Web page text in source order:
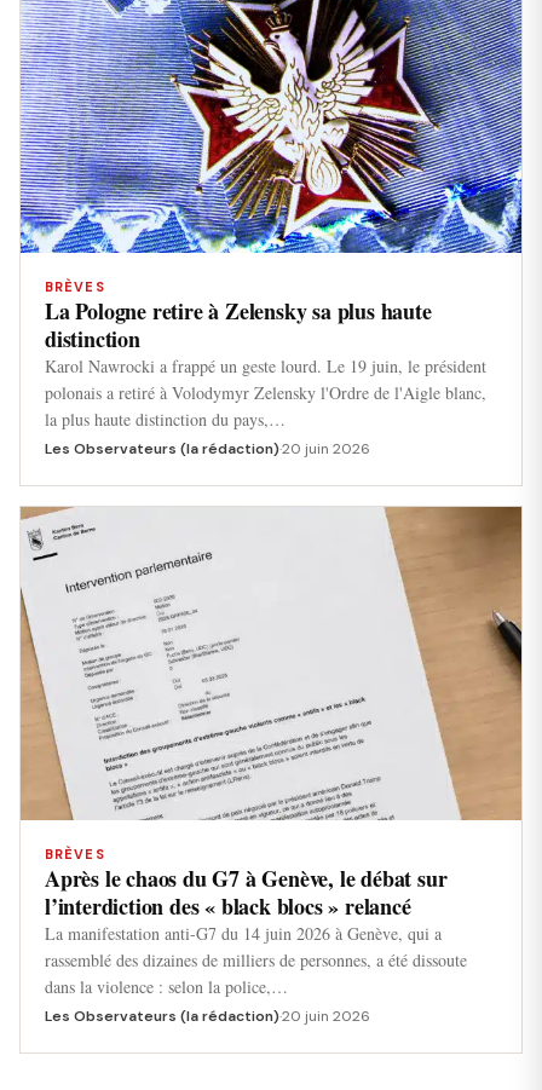
BRÈVES
La Pologne retire à Zelensky sa plus haute
distinction
Karol Nawrocki a frappé un geste lourd. Le 19 juin, le président
polonais a retiré à Volodymyr Zelensky l'Ordre de l'Aigle blanc,
la plus haute distinction du pays,…
Les Observateurs (la rédaction)·20 juin 2026
BRÈVES
Après le chaos du G7 à Genève, le débat sur
l’interdiction des « black blocs » relancé
La manifestation anti-G7 du 14 juin 2026 à Genève, qui a
rassemblé des dizaines de milliers de personnes, a été dissoute
dans la violence : selon la police,…
Les Observateurs (la rédaction)·20 juin 2026